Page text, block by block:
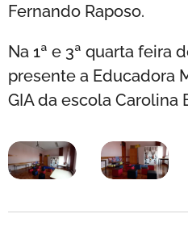
Fernando Raposo.
Na 1ª e 3ª quarta feira
presente a Educadora
GIA da escola Carolina